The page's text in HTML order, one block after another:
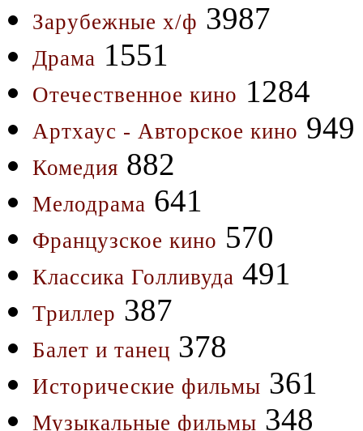
Зарубежные х/ф 3987
Драма 1551
Отечественное кино 1284
Артхаус - Авторское кино 949
Комедия 882
Мелодрама 641
Французское кино 570
Классика Голливуда 491
Триллер 387
Балет и танец 378
Исторические фильмы 361
Музыкальные фильмы 348